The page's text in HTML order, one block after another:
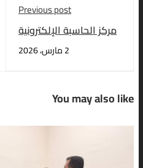
Previous post
​مركز الحاسبة الإلكترونية
يقيم الامتحان الوطني
الموحد للغة الإنجليزية
You may also like